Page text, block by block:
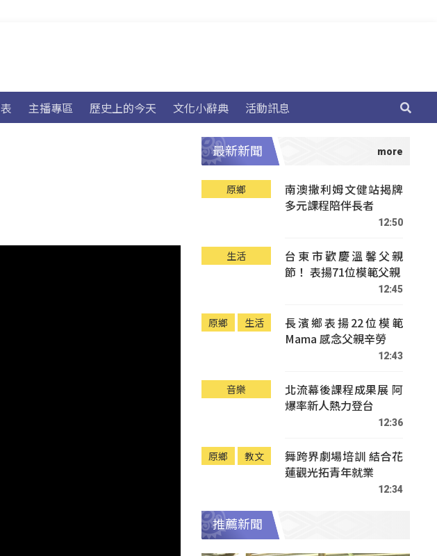
主播專區 歷史上的今天 文化小辭典 活動訊息
最新新聞
原鄉
南澳撒利姆文健站揭牌
多元課程陪伴長者
12:50
生活
台東市歡慶溫馨父親
節！ 表揚71位模範父親
12:45
原鄉 生活
長濱鄉表揚22位模範
Mama 感念父親辛勞
12:43
音樂
北流幕後課程成果展 阿
爆率新人熱力登台
12:36
原鄉 教文
舞跨界劇場培訓 結合花
蓮觀光拓青年就業
12:34
推薦新聞